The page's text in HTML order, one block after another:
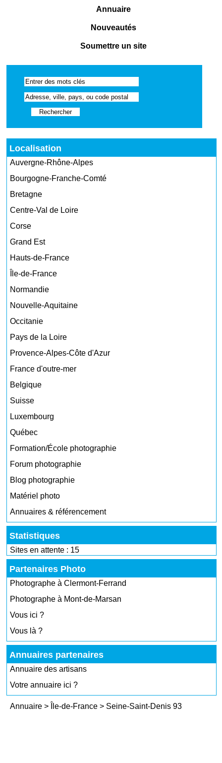
Annuaire
Nouveautés
Soumettre un site
Localisation
Auvergne-Rhône-Alpes
Bourgogne-Franche-Comté
Bretagne
Centre-Val de Loire
Corse
Grand Est
Hauts-de-France
Île-de-France
Normandie
Nouvelle-Aquitaine
Occitanie
Pays de la Loire
Provence-Alpes-Côte d'Azur
France d'outre-mer
Belgique
Suisse
Luxembourg
Québec
Formation/École photographie
Forum photographie
Blog photographie
Matériel photo
Annuaires & référencement
Statistiques
Sites en attente : 15
Partenaires Photo
Photographe à Clermont-Ferrand
Photographe à Mont-de-Marsan
Vous ici ?
Vous là ?
Annuaires partenaires
Annuaire des artisans
Votre annuaire ici ?
Annuaire > Île-de-France> Seine-Saint-Denis 93